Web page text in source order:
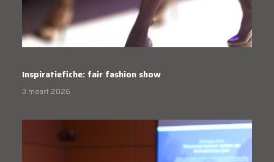
Inspiratiefiche: fair fashion show
3 maart 2026